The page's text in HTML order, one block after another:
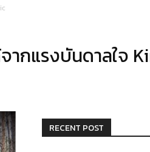
ากแรงบันดาลใจ
RECENT POST